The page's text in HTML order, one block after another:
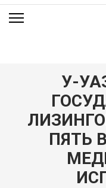
У-
ПЯТЬ